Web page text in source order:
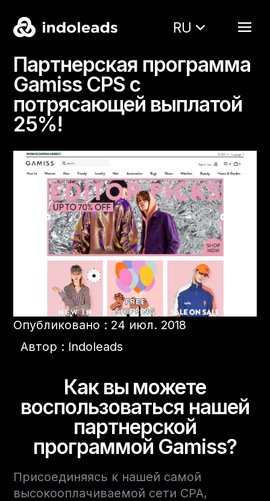
RU
Партнерская программа
Gamiss CPS с
потрясающей выплатой
25%!
Опубликовано : 24 июл. 2018
Автор : Indoleads
Как вы можете
воспользоваться нашей
партнерской
программой Gamiss?
Присоединяясь к нашей самой
высокооплачиваемой сети CPA,